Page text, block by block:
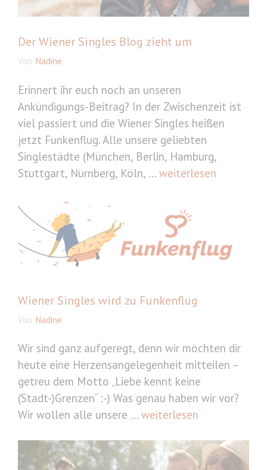
Der Wiener Singles Blog zieht um
Von Nadine
Erinnert ihr euch noch an unseren
Ankündigungs-Beitrag? In der Zwischenzeit ist
viel passiert und die Wiener Singles heißen
jetzt Funkenflug. Alle unsere geliebten
Singlestädte (München, Berlin, Hamburg,
Stuttgart, Nürnberg, Köln, ... weiterlesen
Wiener Singles wird zu Funkenflug
Von Nadine
Wir sind ganz aufgeregt, denn wir möchten dir
heute eine Herzensangelegenheit mitteilen –
getreu dem Motto „Liebe kennt keine
(Stadt-)Grenzen“ :-) Was genau haben wir vor?
Wir wollen alle unsere ... weiterlesen